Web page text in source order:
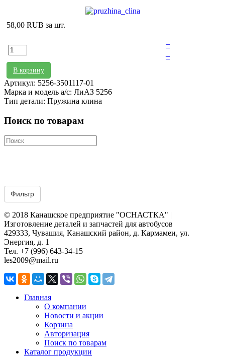
58,00 RUB за шт.
+
–
В корзину
Артикул: 5256-3501117-01
Марка и модель а/с: ЛиАЗ 5256
Тип детали: Пружина клина
Поиск по товарам
© 2018 Канашское предприятие "ОСНАСТКА" |
Изготовление деталей и запчастей для автобусов
429333, Чувашия, Канашский район, д. Кармамеи, ул.
Энергия, д. 1
Тел. +7 (996) 643-34-15
les2009@mail.ru
Главная
О компании
Новости и акции
Корзина
Авторизация
Поиск по товарам
Каталог продукции